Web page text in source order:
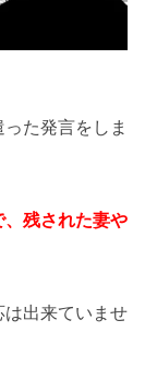
た発言をしま
残された妻や
出来ていませ